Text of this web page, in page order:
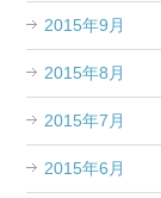
2015年9月
2015年8月
2015年7月
2015年6月